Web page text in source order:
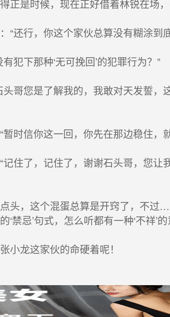
是时候，现在正好借着林锐在场，
“还行，你这个家伙总算没有糊涂到
犯下那种‘无可挽回’的犯罪行为？”
哥您是了解我的，我敢对天发誓
时信你这一回，你先在那边稳住，
住了，记住了，谢谢石头哥，您
头，这个混蛋总算是开窍了，不过
禁忌’句式，怎么听都有一种‘不祥’的
龙这家伙的命硬着呢！